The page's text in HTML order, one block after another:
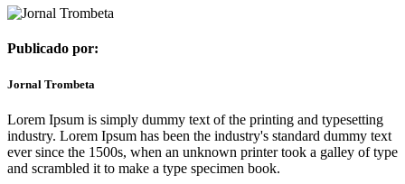
Publicado por:
Jornal Trombeta
Lorem Ipsum is simply dummy text of the printing and typesetting
industry. Lorem Ipsum has been the industry's standard dummy text
ever since the 1500s, when an unknown printer took a galley of type
and scrambled it to make a type specimen book.